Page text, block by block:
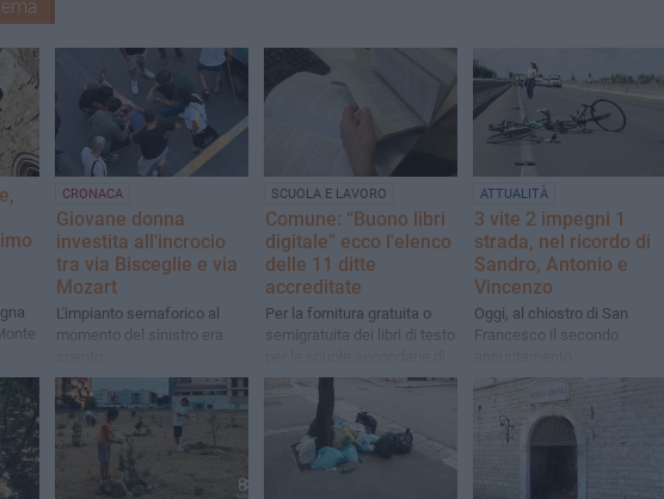
CRONACA
Giovane donna
investita all'incrocio
tra via Bisceglie e via
Mozart
L'impianto semaforico al
momento del sinistro era
SCUOLA E LAVORO
Comune: “Buono libri
digitale” ecco l'elenco
delle 11 ditte
accreditate
Per la fornitura gratuita o
semigratuita dei libri di testo
1° e di 2° grado A.S.
2026/2027
ATTUALITÀ
3 vite 2 impegni 1
strada, nel ricordo di
Sandro, Antonio e
Vincenzo
Oggi, al chiostro di San
Francesco il secondo